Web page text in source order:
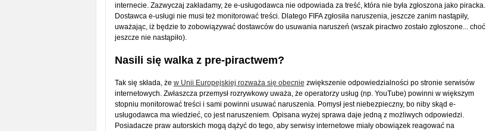
internecie. Zazwyczaj zakładamy, że e-usługodawca nie odpowiada za treść, która nie była zgłoszona jako piracka.
Dostawca e-usługi nie musi też monitorować treści. Dlatego FIFA zgłosiła naruszenia, jeszcze zanim nastąpiły,
uważając, iż będzie to zobowiązywać dostawców do usuwania naruszeń (wszak piractwo zostało zgłoszone... choć
jeszcze nie nastąpiło).
Nasili się walka z pre-piractwem?
Tak się składa, że w Unii Europejskiej rozważa się obecnie zwiększenie odpowiedzialności po stronie serwisów
internetowych. Zwłaszcza przemysł rozrywkowy uważa, że operatorzy usług (np. YouTube) powinni w większym
stopniu monitorować treści i sami powinni usuwać naruszenia. Pomysł jest niebezpieczny, bo niby skąd e-
usługodawca ma wiedzieć, co jest naruszeniem. Opisana wyżej sprawa daje jedną z możliwych odpowiedzi.
Posiadacze praw autorskich mogą dążyć do tego, aby serwisy internetowe miały obowiązek reagować na